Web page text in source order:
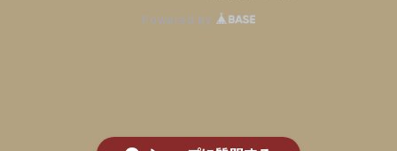
Powered by